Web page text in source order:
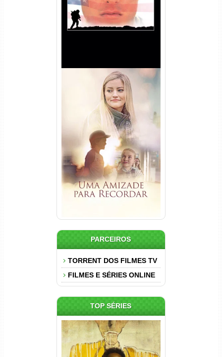
Uma Amizade para Recordar
Torrent (2025) WEB-DL 1080p
Dual Áudio
PARCEIROS
TORRENT DOS FILMES TV
FILMES E SÉRIES ONLINE
TOP SÉRIES